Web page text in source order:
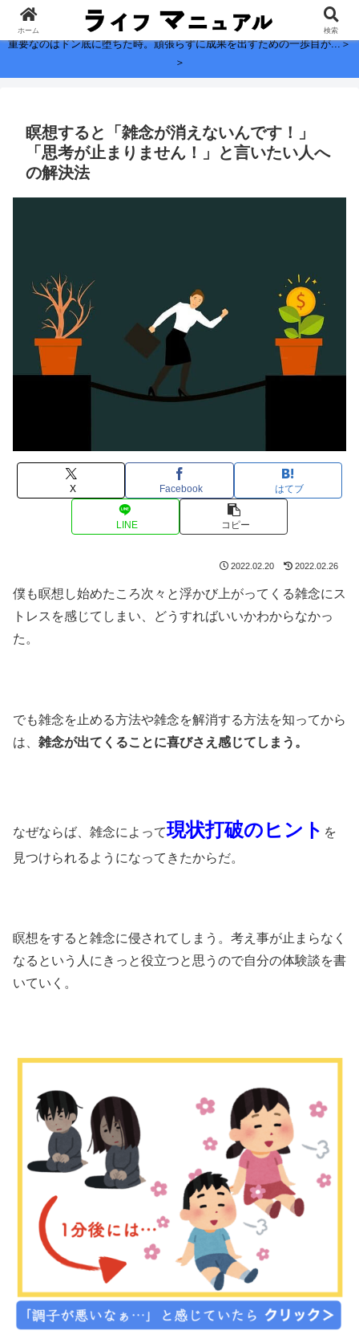
子どもに残したい、お金よりも大切なこと。
重要なのはドン底に堕ちた時。頑張らずに成果を出すための一歩目が...＞
＞
瞑想すると「雑念が消えないんです！」
「思考が止まりません！」と言いたい人へ
の解決法
X Facebook はてブ
LINE コピー
2022.02.20 2022.02.26
僕も瞑想し始めたころ次々と浮かび上がってくる雑念にス
トレスを感じてしまい、どうすればいいかわからなかっ
た。
でも雑念を止める方法や雑念を解消する方法を知ってから
は、 雑念が出てくることに喜びさえ感じてしまう。
なぜならば、雑念によって現状打破のヒント を
見つけられるようになってきたからだ。
瞑想をすると雑念に侵されてしまう。考え事が止まらなく
なるという人にきっと役立つと思うので自分の体験談を書
いていく。
ホーム 検索